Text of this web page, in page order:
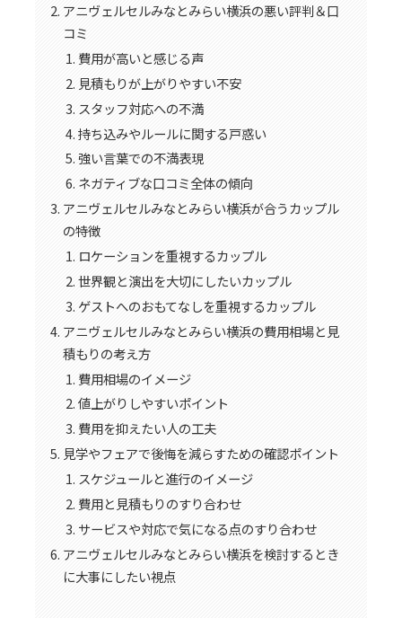
アニヴェルセルみなとみらい横浜の悪い評判＆口
コミ
費用が高いと感じる声
見積もりが上がりやすい不安
スタッフ対応への不満
持ち込みやルールに関する戸惑い
強い言葉での不満表現
ネガティブな口コミ全体の傾向
アニヴェルセルみなとみらい横浜が合うカップル
の特徴
ロケーションを重視するカップル
世界観と演出を大切にしたいカップル
ゲストへのおもてなしを重視するカップル
アニヴェルセルみなとみらい横浜の費用相場と見
積もりの考え方
費用相場のイメージ
値上がりしやすいポイント
費用を抑えたい人の工夫
見学やフェアで後悔を減らすための確認ポイント
スケジュールと進行のイメージ
費用と見積もりのすり合わせ
サービスや対応で気になる点のすり合わせ
アニヴェルセルみなとみらい横浜を検討するとき
に大事にしたい視点